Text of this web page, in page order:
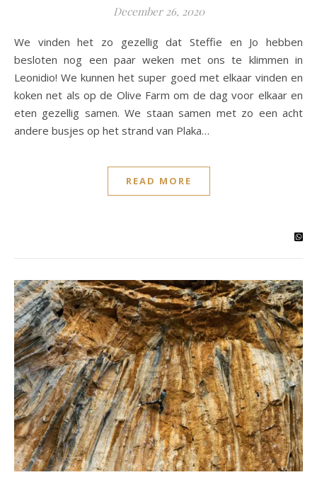
December 26, 2020
We vinden het zo gezellig dat Steffie en Jo hebben
besloten nog een paar weken met ons te klimmen in
Leonidio! We kunnen het super goed met elkaar vinden en
koken net als op de Olive Farm om de dag voor elkaar en
eten gezellig samen. We staan samen met zo een acht
andere busjes op het strand van Plaka…
READ MORE